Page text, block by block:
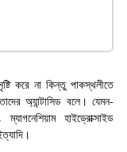
করে না কিন্তু পাকস্থলীতে
অ্যান্টাসিড বলে। যেমন-
ম্যাগনেশিয়াম হাইড্রোক্সাইড
।